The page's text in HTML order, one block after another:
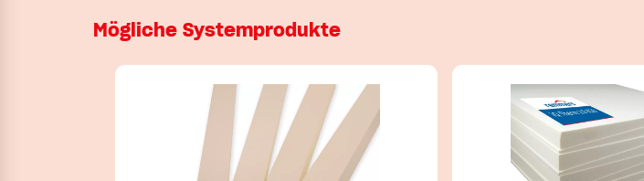
Mögliche Systemprodukte